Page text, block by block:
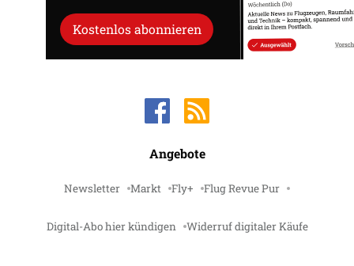
Kostenlos abonnieren
Angebote
Newsletter Markt Fly+ Flug Revue Pur
Digital-Abo hier kündigen Widerruf digitaler Käufe